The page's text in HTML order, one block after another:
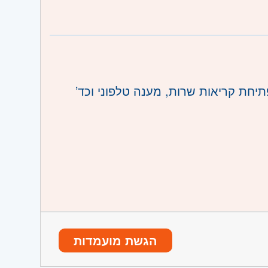
קריאות שרות, מענה טלפוני וכד’
הגשת מועמדות